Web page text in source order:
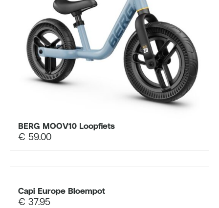
BERG MOOV10 Loopfiets
€ 59.00
Capi Europe Bloempot
€ 37.95